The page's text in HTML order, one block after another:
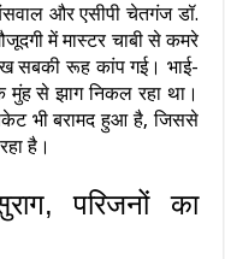
और एसीपी चेतगंज डॉ.
में मास्टर चाबी से कमरे
सबकी रूह कांप गई। भाई-
से झाग निकल रहा था।
भी बरामद हुआ है, जिससे
है।
परिजनों का